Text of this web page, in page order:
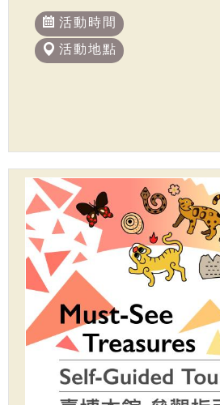
活動時間
活動地點